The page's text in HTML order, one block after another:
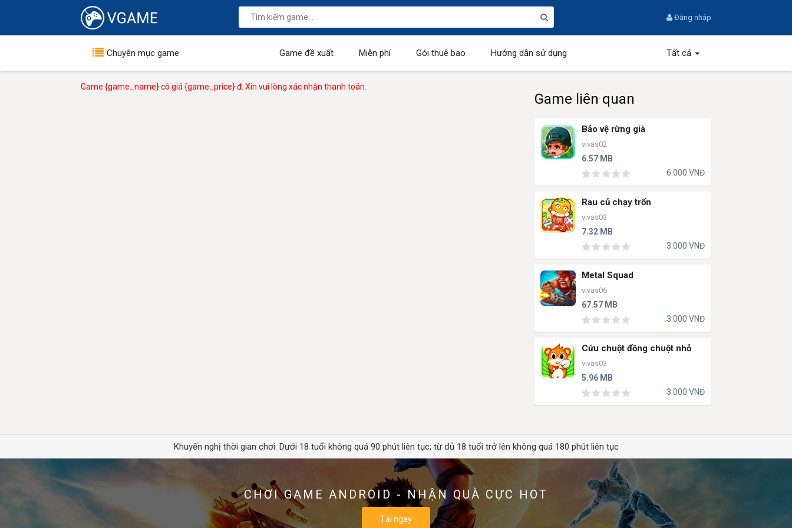
Đăng nhập
Chuyên mục game Game đề xuất Miễn phí Gói thuê bao Hướng dẫn sử dụng Tất cả
Game {game_name} có giá {game_price} đ. Xin vui lòng xác nhận thanh toán.
Game liên quan
Bảo vệ rừng già
vivas02
6.57 MB
6.000 VNĐ
Rau củ chạy trốn
vivas03
7.32 MB
3.000 VNĐ
Metal Squad
vivas06
67.57 MB
3.000 VNĐ
Cứu chuột đồng chuột nhỏ
vivas03
5.96 MB
3.000 VNĐ
Khuyến nghị thời gian chơi: Dưới 18 tuổi không quá 90 phút liên tục; từ đủ 18 tuổi trở lên không quá 180 phút liên tục
CHƠI GAME ANDROID - NHẬN QUÀ CỰC HOT
Tải ngay